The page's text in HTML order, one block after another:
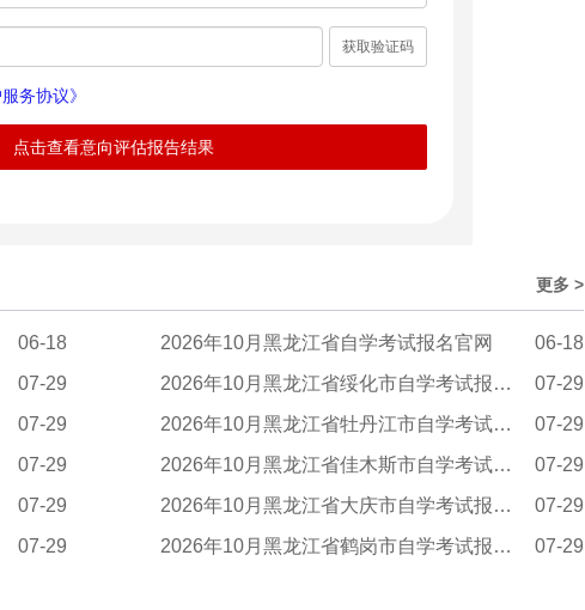
获取验证码
服务协议》
点击查看意向评估报告结果
更多 >
06-18 06-18
2026年10月黑龙江省自学考试报名官网
07-29
07-29
2026年10月黑龙江省绥化市自学考试报名官网
07-29
07-29
2026年10月黑龙江省牡丹江市自学考试报名官网
07-29
07-29
2026年10月黑龙江省佳木斯市自学考试报名官网
07-29
07-29
2026年10月黑龙江省大庆市自学考试报名官网
07-29
07-29
2026年10月黑龙江省鹤岗市自学考试报名官网